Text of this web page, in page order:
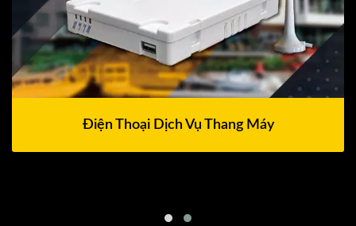
Điện Thoại Dịch Vụ Thang Máy